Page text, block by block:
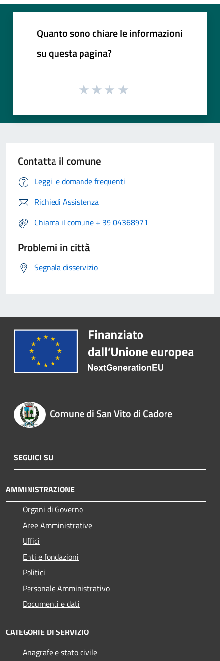
Quanto sono chiare le informazioni
su questa pagina?
Contatta il comune
Leggi le domande frequenti
Richiedi Assistenza
Chiama il comune + 39 04368971
Problemi in città
Segnala disservizio
Comune di San Vito di Cadore
SEGUICI SU
AMMINISTRAZIONE
Organi di Governo
Aree Amministrative
Uffici
Enti e fondazioni
Politici
Personale Amministrativo
Documenti e dati
CATEGORIE DI SERVIZIO
Anagrafe e stato civile